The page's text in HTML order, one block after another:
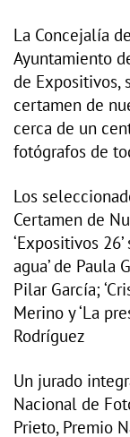
La Concejalía
Ayuntamiento
de Expositivos,
certamen de
cerca de un
fotógrafos de
Los
Certamen de
‘Expositivos
agua’ de Paula
Pilar García;
Merino y ‘La
Rodríguez
Un jurado
Nacional de
Prieto, Premio